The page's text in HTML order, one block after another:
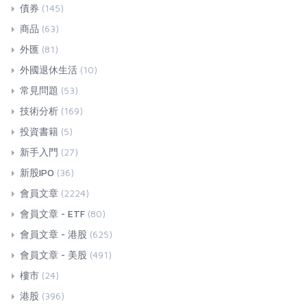
債券 (145)
商品 (63)
外匯 (81)
外國退休生活 (10)
常見問題 (53)
技術分析 (169)
投資書籍 (5)
新手入門 (27)
新股IPO (36)
會員文章 (2224)
會員文章 - ETF (80)
會員文章 - 港股 (625)
會員文章 - 美股 (491)
樓市 (24)
港股 (396)